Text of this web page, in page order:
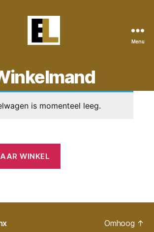
Menu
is momenteel leeg.
WINKEL
Omhoog ↑